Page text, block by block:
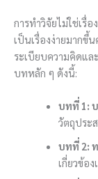
การทำวิจัยไม่ใช่เรื่
เป็นเรื่องง่ายมาก
ระเบียบความคิดแ
บทหลัก ๆ ดังนี้:
บทที่ 1:
วัตถุประ
บทที่ 2:
เกี่ยวข้อ